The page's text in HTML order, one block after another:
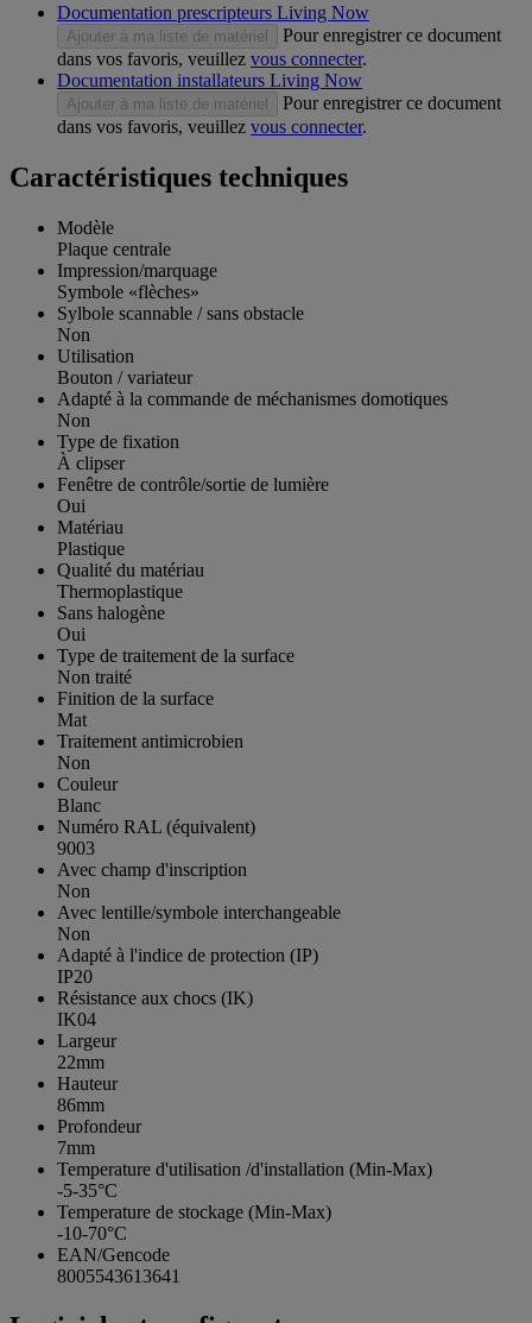
Documentation prescripteurs Living Now
Ajouter à ma liste de matériel
Pour enregistrer ce document
dans vos favoris, veuillez vous connecter.
Documentation installateurs Living Now
Ajouter à ma liste de matériel
Pour enregistrer ce document
dans vos favoris, veuillez vous connecter.
Caractéristiques techniques
Modèle
Plaque centrale
Impression/marquage
Symbole «flèches»
Sylbole scannable / sans obstacle
Non
Utilisation
Bouton / variateur
Adapté à la commande de méchanismes domotiques
Non
Type de fixation
À clipser
Fenêtre de contrôle/sortie de lumière
Oui
Matériau
Plastique
Qualité du matériau
Thermoplastique
Sans halogène
Oui
Type de traitement de la surface
Non traité
Finition de la surface
Mat
Traitement antimicrobien
Non
Couleur
Blanc
Numéro RAL (équivalent)
9003
Avec champ d'inscription
Non
Avec lentille/symbole interchangeable
Non
Adapté à l'indice de protection (IP)
IP20
Résistance aux chocs (IK)
IK04
Largeur
22mm
Hauteur
86mm
Profondeur
7mm
Temperature d'utilisation /d'installation (Min-Max)
-5-35°C
Temperature de stockage (Min-Max)
-10-70°C
EAN/Gencode
8005543613641